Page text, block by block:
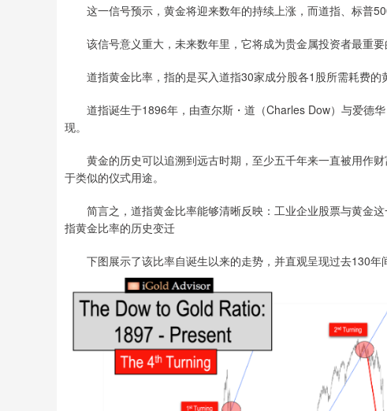
这一信号预示，黄金将迎来数年的持续上涨，而道指、标普
该信号意义重大，未来数年里，它将成为贵金属投资者最重要
道指黄金比率，指的是买入道指30家成分股各1股所需耗费的
道指诞生于1896年，由查尔斯・道（Charles Dow）与爱德
现。
黄金的历史可以追溯到远古时期，至少五千年来一直被用作财
于类似的仪式用途。
简言之，道指黄金比率能够清晰反映：工业企业股票与黄金这
指黄金比率的历史变迁
下图展示了该比率自诞生以来的走势，并直观呈现过去130年